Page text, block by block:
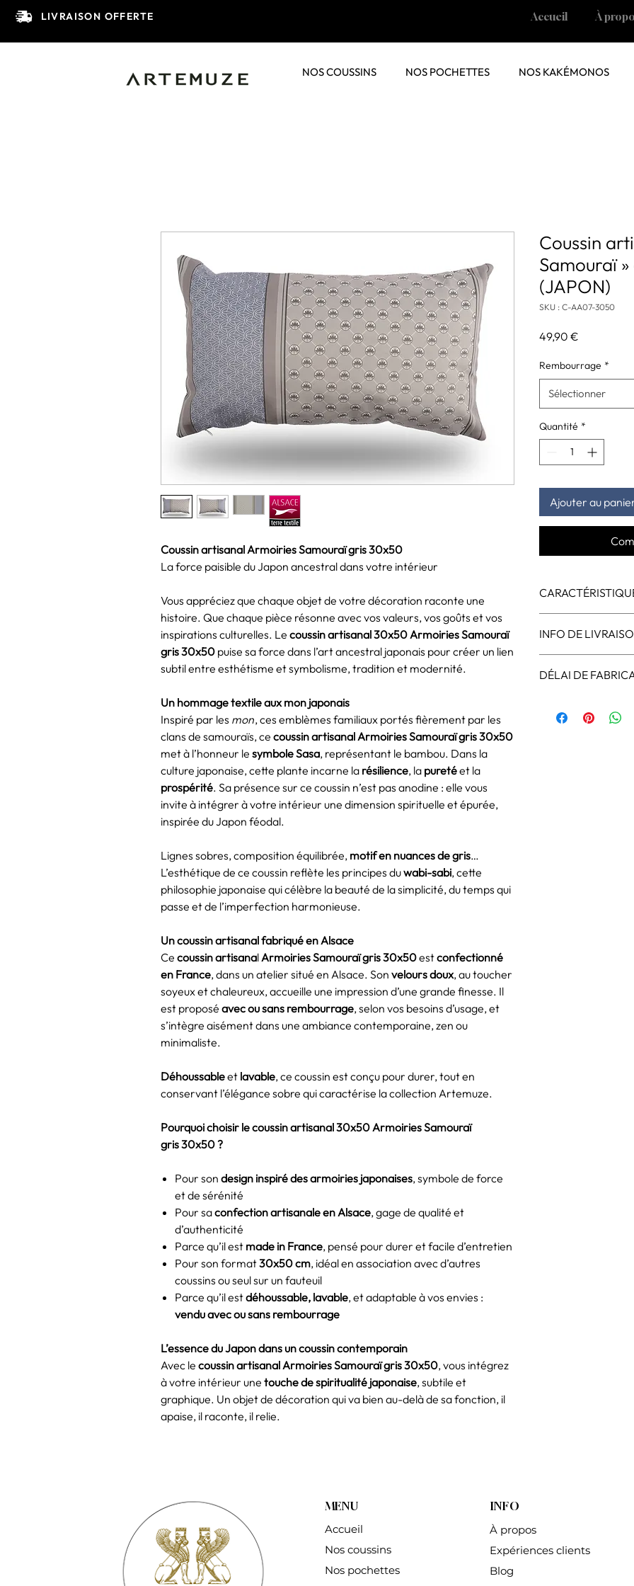
LIVRAISON OFFERTE Accueil À
NOS COUSSINS NOS POCHETTES NOS KAKÉMONOS
Coussin artisanal Armoiries Samouraï gris 30x50
La force paisible du Japon ancestral dans votre intérieur
Vous appréciez que chaque objet de votre décoration raconte une
histoire. Que chaque pièce résonne avec vos valeurs, vos goûts et vos
inspirations culturelles. Le coussin artisanal 30x50 Armoiries Samouraï
gris 30x50 puise sa force dans l’art ancestral japonais pour créer un lien
subtil entre esthétisme et symbolisme, tradition et modernité.
Un hommage textile aux mon japonais
Inspiré par les mon, ces emblèmes familiaux portés fièrement par les
clans de samouraïs, ce coussin artisanal Armoiries Samouraï gris 30x50
met à l’honneur le symbole Sasa, représentant le bambou. Dans la
culture japonaise, cette plante incarne la résilience, la puretéet la
prospérité. Sa présence sur ce coussin n’est pas anodine : elle vous
invite à intégrer à votre intérieur une dimension spirituelle et épurée,
inspirée du Japon féodal.
Lignes sobres, composition équilibrée, motif en nuances de gris…
L’esthétique de ce coussin reflète les principes duwabi-sabi, cette
philosophie japonaise qui célèbre la beauté de la simplicité, du temps qui
passe et de l’imperfection harmonieuse.
Un coussin artisanal fabriqué en Alsace
Ce coussin artisanal Armoiries Samouraï gris 30x50estconfectionné
en France, dans un atelier situé en Alsace. Son velours doux, au toucher
soyeux et chaleureux, accueille une impression d’une grande finesse. Il
est proposé avec ou sans rembourrage, selon vos besoins d’usage, et
s’intègre aisément dans une ambiance contemporaine, zen ou
minimaliste.
Déhoussableet lavable, ce coussin est conçu pour durer, tout en
conservant l’élégance sobre qui caractérise la collection Artemuze.
Pourquoi choisir le coussin artisanal 30x50 Armoiries Samouraï
gris 30x50 ?
Pour son design inspiré des armoiries japonaises, symbole de force
et de sérénité
Pour saconfection artisanale en Alsace, gage de qualité et
d’authenticité
Parce qu’il est made in France, pensé pour durer et facile d’entretien
Pour son format30x50 cm, idéal en association avec d’autres
coussins ou seul sur un fauteuil
Parce qu’il estdéhoussable, lavable, et adaptable à vos envies :
vendu avec ou sans rembourrage
L’essence du Japon dans un coussin contemporain
Avec le coussin artisanal Armoiries Samouraï gris 30x50, vous intégrez
à votre intérieur une touche de spiritualité japonaise, subtile et
graphique. Un objet de décoration qui va bien au-delà de sa fonction, il
apaise, il raconte, il relie.
Coussin
Samouraï
(JAPON)
SKU : C-AA07-3050
49,90 €
Rembourrage *
Sélectionner
Quantité *
Ajouter au
Matériau:
- Sasa (Bambou
Fabrication
:
INFO DE
Le délais de
Transporteur :
DÉLAI DE
demande. Le délai
MENU
Accueil
Nos coussins
Nos pochettes
INFO
À propos
Expériences clients
Blog